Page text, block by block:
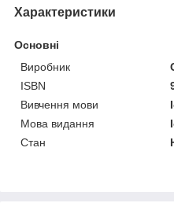
Характеристики
Основні
Виробник
ISBN
Вивчення мови
Мова видання
Стан